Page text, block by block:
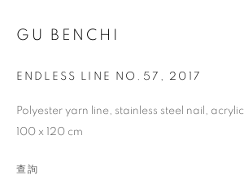
網頁支持 ARTLOGIC
GU BENCHI
ENDLESS LINE NO.57 , 2017
Polyester yarn line, stainless steel nail, acrylic
100 x 120 cm
查詢